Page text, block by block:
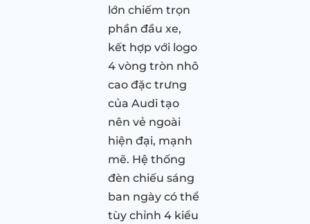
lớn chiếm trọn
phần đầu xe,
kết hợp với logo
4 vòng tròn nhô
cao đặc trưng
của Audi tạo
nên vẻ ngoài
hiện đại, mạnh
mẽ. Hệ thống
đèn chiếu sáng
ban ngày có thể
tùy chỉnh 4 kiểu